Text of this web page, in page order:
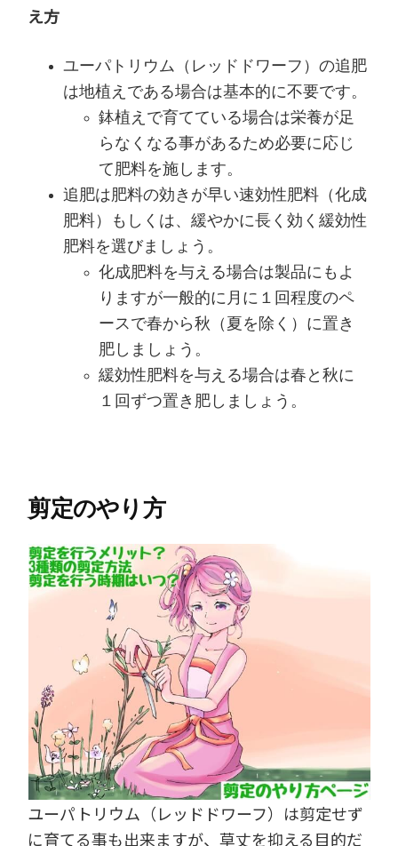
え方
ユーパトリウム（レッドドワーフ）の追肥
は地植えである場合は基本的に不要です。
鉢植えで育てている場合は栄養が足
らなくなる事があるため必要に応じ
て肥料を施します。
追肥は肥料の効きが早い速効性肥料（化成
肥料）もしくは、緩やかに長く効く緩効性
肥料を選びましょう。
化成肥料を与える場合は製品にもよ
りますが一般的に月に１回程度のペ
ースで春から秋（夏を除く）に置き
肥しましょう。
緩効性肥料を与える場合は春と秋に
１回ずつ置き肥しましょう。
剪定のやり方
ユーパトリウム（レッドドワーフ）は剪定せず
に育てる事も出来ますが、草丈を抑える目的だ